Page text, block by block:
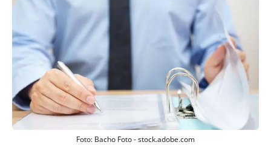
Foto: Bacho Foto - stock.adobe.com